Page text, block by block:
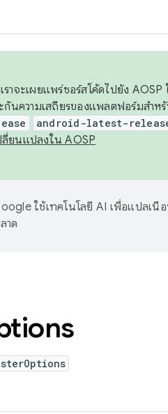
าจะเผยแพร่ซอร์สโค้ดไปยัง
นความเสถียรของแพลตฟอร์มสำห
android-latest-
ลี่ยนแปลงใน AOSP
ใช้เทคโนโลยี AI เพื่อแปลเนื้
าด